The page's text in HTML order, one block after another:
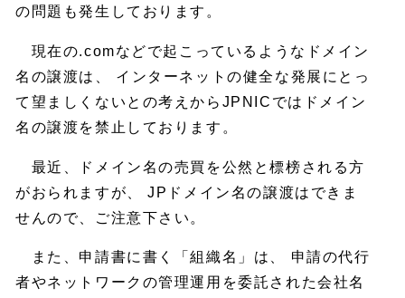
の問題も発生しております。
現在の.comなどで起こっているようなドメイン
名の譲渡は、 インターネットの健全な発展にとっ
て望ましくないとの考えからJPNICではドメイン
名の譲渡を禁止しております。
最近、ドメイン名の売買を公然と標榜される方
がおられますが、 JPドメイン名の譲渡はできま
せんので、ご注意下さい。
また、申請書に書く「組織名」は、 申請の代行
者やネットワークの管理運用を委託された会社名